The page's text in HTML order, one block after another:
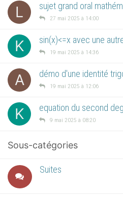
L sujet grand oral
27 mai 2025 à 14:00
K sin(x)<=x avec une
19 mai 2025 à 14:36
A démo d'une identité
19 mai 2025 à 12:06
K equation du second
9 mai 2025 à 08:20
Sous-catégories
Suites